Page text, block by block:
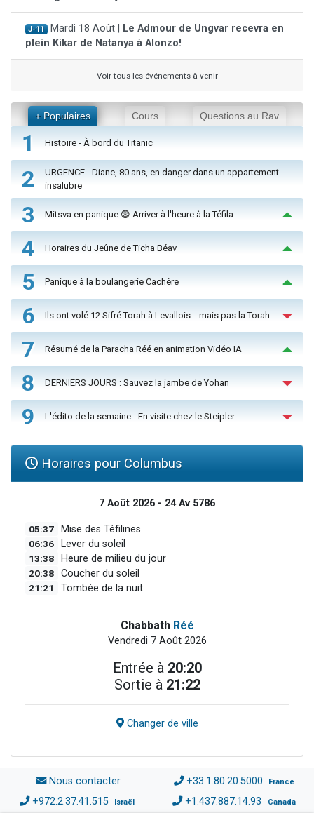
J-11 Mardi 18 Août |
Le Admour de Ungvar recevra en
plein Kikar de Natanya à Alonzo!
Voir tous les événements à venir
+ Populaires Cours Questions au Rav
1 Histoire - À bord du Titanic
2
URGENCE - Diane, 80 ans, en danger dans un appartement
insalubre
3 Mitsva en panique 😨 Arriver à l'heure à la Téfila
4 Horaires du Jeûne de Ticha Béav
5 Panique à la boulangerie Cachère
6 Ils ont volé 12 Sifré Torah à Levallois… mais pas la Torah
7 Résumé de la Paracha Réé en animation Vidéo IA
8 DERNIERS JOURS : Sauvez la jambe de Yohan
9 L'édito de la semaine - En visite chez le Steipler
Horaires pour Columbus
7 Août 2026 - 24 Av 5786
05:37 Mise des Téfilines
06:36 Lever du soleil
13:38 Heure de milieu du jour
20:38 Coucher du soleil
21:21 Tombée de la nuit
Chabbath Réé
Vendredi 7 Août 2026
Entrée à 20:20
Sortie à 21:22
Changer de ville
Nous contacter +33.1.80.20.5000 France
+972.2.37.41.515 Israël +1.437.887.14.93 Canada